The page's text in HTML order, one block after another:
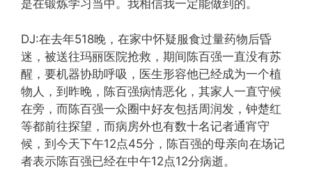
是在锻炼学习当中。我相信我一定能做到的。
DJ:在去年518晚，在家中怀疑服食过量药物后昏
迷，被送往玛丽医院抢救，期间陈百强一直没有苏
醒，要机器协助呼吸，医生形容他已经成为一个植
物人，到昨晚，陈百强病情恶化，其家人一直守候
在旁，而陈百强一众圈中好友包括周润发，钟楚红
等都前往探望，而病房外也有数十名记者通宵守
候，到今天下午12点45分，陈百强的母亲向在场记
者表示陈百强已经在中午12点12分病逝。